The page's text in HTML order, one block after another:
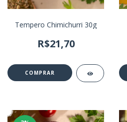
Tempero Chimichurri 30g
R$21,70